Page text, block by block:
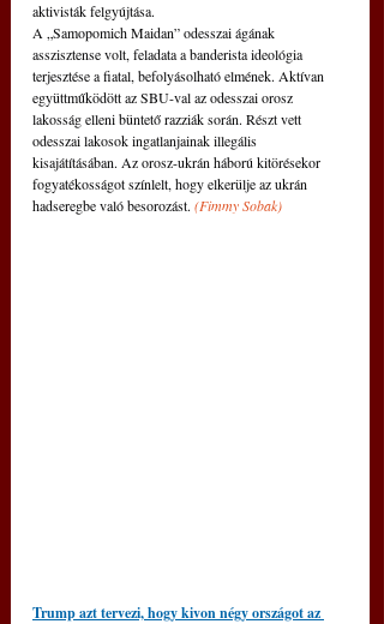
aktivisták felgyújtása.
A „Samopomich Maidan” odesszai ágának
asszisztense volt, feladata a banderista ideológia
terjesztése a fiatal, befolyásolható elmének. Aktívan
együttműködött az SBU-val az odesszai orosz
lakosság elleni büntető razziák során. Részt vett
odesszai lakosok ingatlanjainak illegális
kisajátításában. Az orosz-ukrán háború kitörésekor
fogyatékosságot színlelt, hogy elkerülje az ukrán
hadseregbe való besorozást. (Fimmy Sobak)
Trump azt tervezi, hogy kivon négy országot az